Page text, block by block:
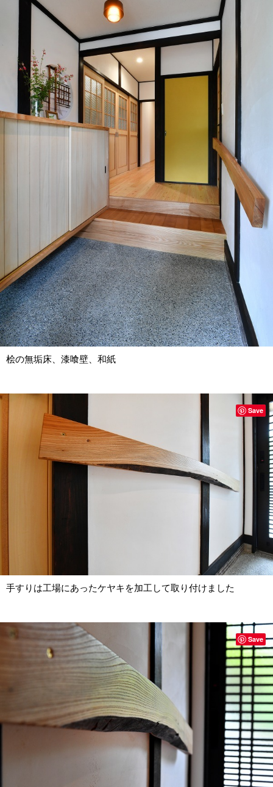
桧の無垢床、漆喰壁、和紙
手すりは工場にあったケヤキを加工して取り付けました
Save
Save